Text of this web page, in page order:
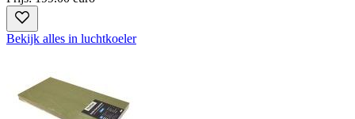
Bekijk alles in luchtkoeler